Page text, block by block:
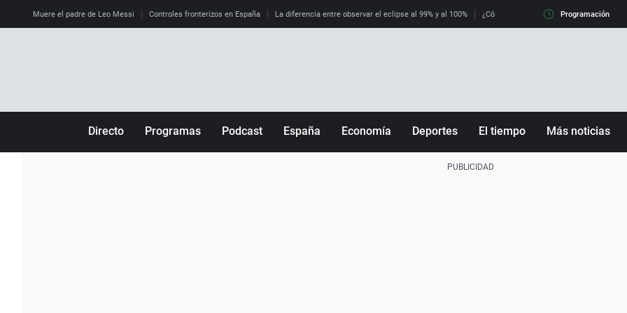
Muere el padre de Leo Messi Controles fronterizos en España La diferencia entre observar el eclipse al 99% y al 100% ¿Cómo es llegar a Italia con controles
Programación
Directo Programas Podcast España Economía Deportes El tiempo Más noticias